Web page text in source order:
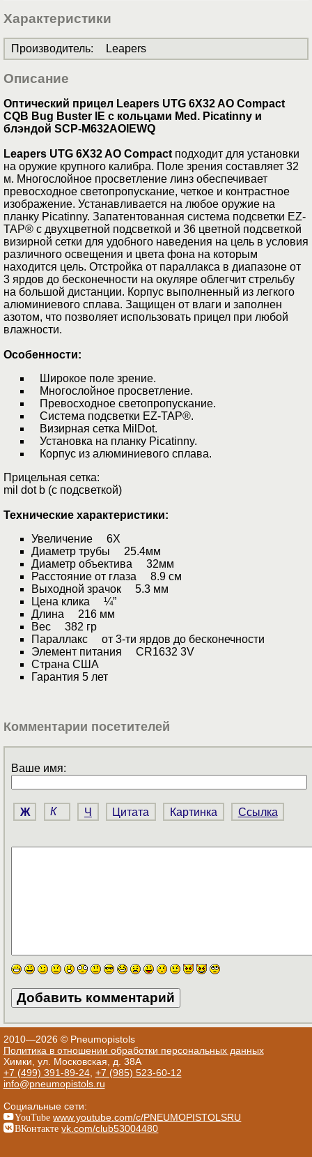
Характеристики
Производитель: Leapers
Описание
Оптический прицел Leapers UTG 6X32 AO Compact
CQB Bug Buster IE с кольцами Med. Picatinny и
блэндой SCP-M632AOIEWQ
Leapers UTG 6X32 AO Compact подходит для установки
на оружие крупного калибра. Поле зрения составляет 32
м. Многослойное просветление линз обеспечивает
превосходное светопропускание, четкое и контрастное
изображение. Устанавливается на любое оружие на
планку Picatinny. Запатентованная система подсветки EZ-
TAP® с двухцветной подсветкой и 36 цветной подсветкой
визирной сетки для удобного наведения на цель в условия
различного освещения и цвета фона на которым
находится цель. Отстройка от параллакса в диапазоне от
3 ярдов до бесконечности на окуляре облегчит стрельбу
на большой дистанции. Корпус выполненный из легкого
алюминиевого сплава. Защищен от влаги и заполнен
азотом, что позволяет использовать прицел при любой
влажности.
Особенности:
Широкое поле зрение.
Многослойное просветление.
Превосходное светопропускание.
Система подсветки EZ-TAP®.
Визирная сетка MilDot.
Установка на планку Picatinny.
Корпус из алюминиевого сплава.
Прицельная сетка:
mil dot b (с подсветкой)
Технические характеристики:
Увеличение 6X
Диаметр трубы 25.4мм
Диаметр объектива 32мм
Расстояние от глаза 8.9 см
Выходной зрачок 5.3 мм
Цена клика ¼”
Длина 216 мм
Вес 382 гр
Параллакс от 3-ти ярдов до бесконечности
Элемент питания CR1632 3V
Страна США
Гарантия 5 лет
Комментарии посетителей
Ваше имя:
Ж К Ч Цитата Картинка Ссылка
2010—2026 © Pneumopistols
Политика в отношении обработки персональных данных
Химки, ул. Московская, д. 38А
+7 (499) 391-89-24, +7 (985) 523-60-12
info@pneumopistols.ru
Социальные сети:
YouTube www.youtube.com/c/PNEUMOPISTOLSRU
ВКонтакте vk.com/club53004480